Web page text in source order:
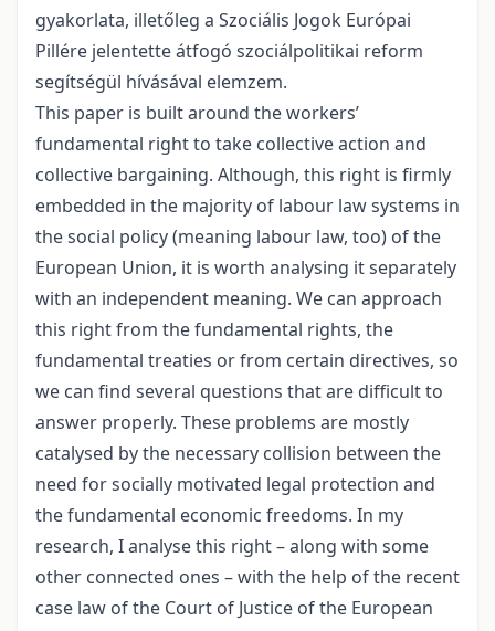
gyakorlata, illetőleg a Szociális Jogok Európai
Pillére jelentette átfogó szociálpolitikai reform
segítségül hívásával elemzem.
This paper is built around the workers’
fundamental right to take collective action and
collective bargaining. Although, this right is firmly
embedded in the majority of labour law systems in
the social policy (meaning labour law, too) of the
European Union, it is worth analysing it separately
with an independent meaning. We can approach
this right from the fundamental rights, the
fundamental treaties or from certain directives, so
we can find several questions that are difficult to
answer properly. These problems are mostly
catalysed by the necessary collision between the
need for socially motivated legal protection and
the fundamental economic freedoms. In my
research, I analyse this right – along with some
other connected ones – with the help of the recent
case law of the Court of Justice of the European